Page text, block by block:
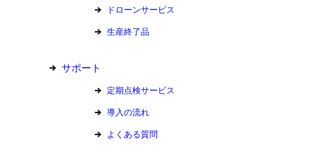
ドローンサービス
生産終了品
サポート
定期点検サービス
導入の流れ
よくある質問